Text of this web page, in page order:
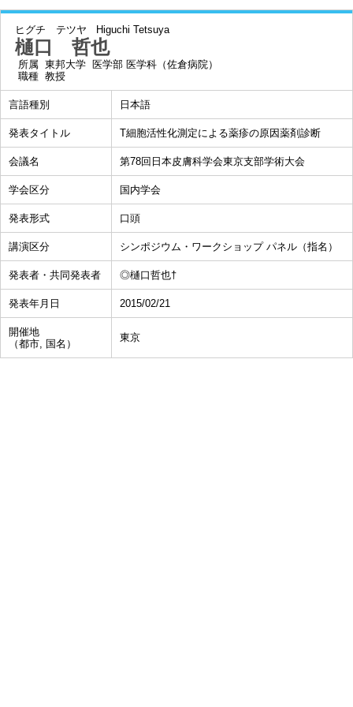
ヒグチ テツヤ Higuchi Tetsuya
樋口 哲也
所属 東邦大学 医学部 医学科（佐倉病院）
職種 教授
言語種別 日本語
発表タイトル T細胞活性化測定による薬疹の原因薬剤診断
会議名 第78回日本皮膚科学会東京支部学術大会
学会区分 国内学会
発表形式 口頭
講演区分 シンポジウム・ワークショップ パネル（指名）
発表者・共同発表者 ◎樋口哲也†
発表年月日 2015/02/21
開催地
（都市, 国名）
東京